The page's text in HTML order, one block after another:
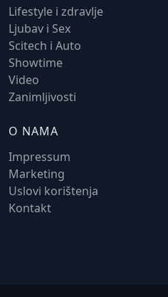
Lifestyle i zdravlje
Ljubav i Sex
Scitech i Auto
Showtime
Video
Zanimljivosti
O NAMA
Impressum
Marketing
Uslovi korištenja
Kontakt